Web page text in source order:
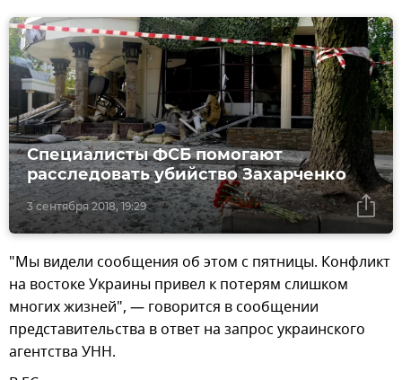
3 сентября 2018, 19:29
Специалисты ФСБ помогают
расследовать убийство Захарченко
"Мы видели сообщения об этом с пятницы. Конфликт
на востоке Украины привел к потерям слишком
многих жизней", — говорится в сообщении
представительства в ответ на запрос украинского
агентства УНН.